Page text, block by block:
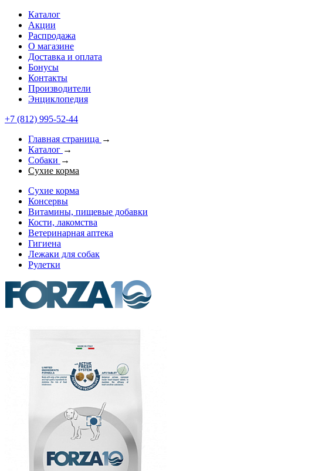
Каталог
Акции
Распродажа
О магазине
Доставка и оплата
Бонусы
Контакты
Производители
Энциклопедия
+7 (812) 995-52-44
Главная страница →
Каталог →
Собаки →
Сухие корма
Сухие корма
Консервы
Витамины, пищевые добавки
Кости, лакомства
Ветеринарная аптека
Гигиена
Лежаки для собак
Рулетки